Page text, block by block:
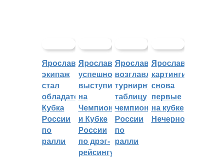
Ярославский
экипаж
стал
обладателем
Кубка
России
по
ралли
Ярославцы
успешно
выступили
на
Чемпионате
и Кубке
России
по дрэг-
рейсингу
Ярославцы
возглавляют
турнирную
таблицу
чемпионата
России
по
ралли
Ярославские
картингисты
снова
первые
на кубке
Нечерноземья